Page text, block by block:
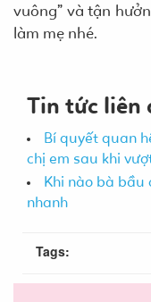
vuông” và tận
làm mẹ nhé.
Tin tức liên
Bí quyết quan
chị em sau khi
Khi nào bà bầu
nhanh
Tags: